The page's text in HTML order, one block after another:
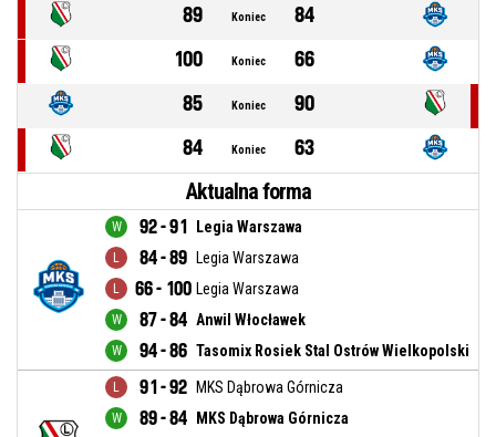
89
Koniec
84
100
Koniec
66
85
Koniec
90
84
Koniec 63
Aktualna forma
92 - 91 Legia Warszawa
84 - 89 Legia Warszawa
66 - 100 Legia Warszawa
87 - 84 Anwil Włocławek
94 - 86 Tasomix Rosiek Stal Ostrów Wielkopolski
91 - 92 MKS Dąbrowa Górnicza
89 - 84 MKS Dąbrowa Górnicza